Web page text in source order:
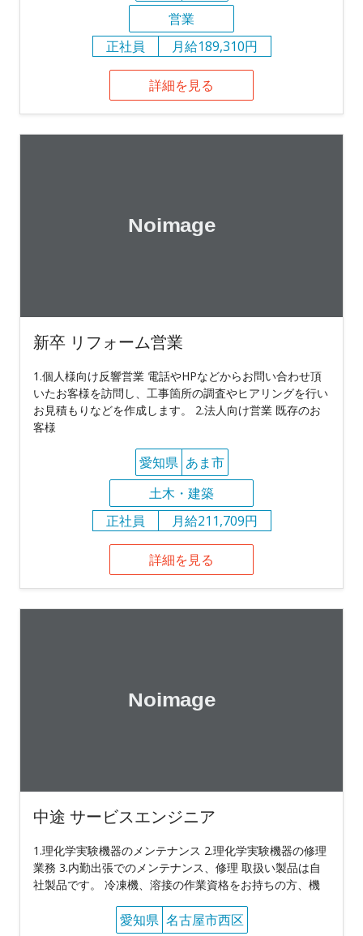
営業
正社員
月給189,310円
詳細を見る
新卒 リフォーム営業
1.個人様向け反響営業 電話やHPなどからお問い合わせ頂
いたお客様を訪問し、工事箇所の調査やヒアリングを行い
お見積もりなどを作成します。 2.法人向け営業 既存のお
客様
愛知県 あま市
土木・建築
正社員
月給211,709円
詳細を見る
中途 サービスエンジニア
1.理化学実験機器のメンテナンス 2.理化学実験機器の修理
業務 3.内勤出張でのメンテナンス、修理 取扱い製品は自
社製品です。 冷凍機、溶接の作業資格をお持ちの方、機
愛知県 名古屋市西区